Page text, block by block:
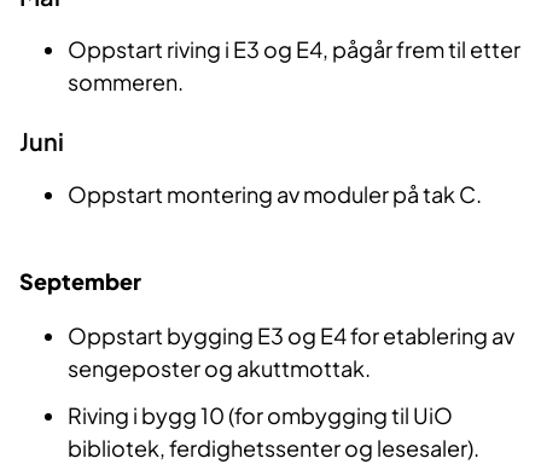
Oppstart riving i E3 og E4, pågår frem til etter
sommeren.
Juni
Oppstart montering av moduler på tak C.
September
Oppstart bygging E3 og E4 for etablering av
sengeposter og akuttmottak.
Riving i bygg 10 (for ombygging til UiO
bibliotek, ferdighetssenter og lesesaler).